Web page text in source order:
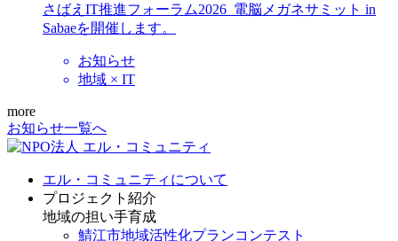
さばえIT推進フォーラム2026_電脳メガネサミット in
Sabaeを開催します。
お知らせ
地域 × IT
more
お知らせ一覧へ
エル・コミュニティについて
プロジェクト紹介
地域の担い手育成
鯖江市地域活性化プランコンテスト